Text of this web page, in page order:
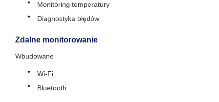
Monitoring temperatury
Diagnostyka błędów
Zdalne monitorowanie
Wbudowane
Wi-Fi
Bluetooth